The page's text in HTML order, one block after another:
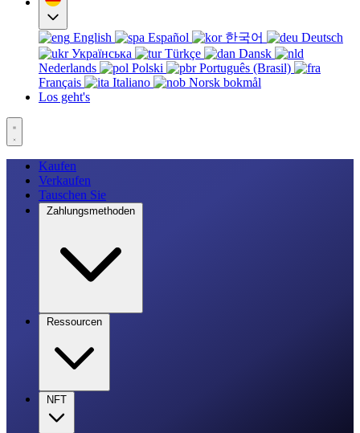
English Español 한국어
Deutsch
Українська
Türkçe
Dansk
Nederlands
Polski
Português (Brasil)
Français
Italiano
Norsk bokmål
Los geht's
Kaufen
Verkaufen
Tauschen Sie
Zahlungsmethoden
Ressourcen
NFT